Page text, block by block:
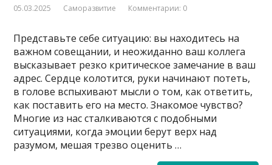
05.03.2025 Саморазвитие Комментарии: 0
Представьте себе ситуацию: вы находитесь на
важном совещании, и неожиданно ваш коллега
высказывает резко критическое замечание в ваш
адрес. Сердце колотится, руки начинают потеть,
в голове вспыхивают мысли о том, как ответить,
как поставить его на место. Знакомое чувство?
Многие из нас сталкиваются с подобными
ситуациями, когда эмоции берут верх над
разумом, мешая трезво оценить …